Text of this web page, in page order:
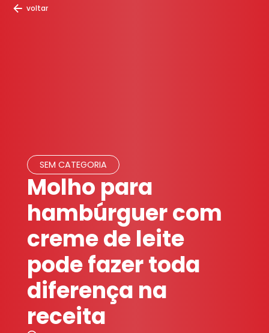
voltar
SEM CATEGORIA
Molho para
hambúrguer com
creme de leite
pode fazer toda
diferença na
receita